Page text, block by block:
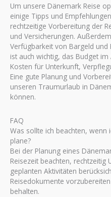
Um unsere Dänemark Reise
einige Tipps und
rechtzeitige Vorbereitung der
und Versicherungen.
Verfügbarkeit von Bargeld und
ist auch wichtig, das Budget
Kosten für Unterkunft,
Eine gute Planung und
unseren Traumurlaub in
können.
FAQ
Was sollte ich beachten, wenn
plane?
Bei der Planung eines
Reisezeit beachten, rechtzeitig
geplanten Aktivitäten
Reisedokumente
behalten.